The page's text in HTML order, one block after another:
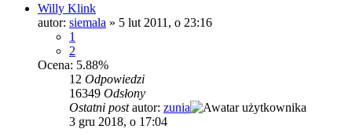
Willy Klink
autor: siemala » 5 lut 2011, o 23:16
1
2
Ocena: 5.88%
12 Odpowiedzi
16349 Odsłony
Ostatni postautor: zunia
3 gru 2018, o 17:04